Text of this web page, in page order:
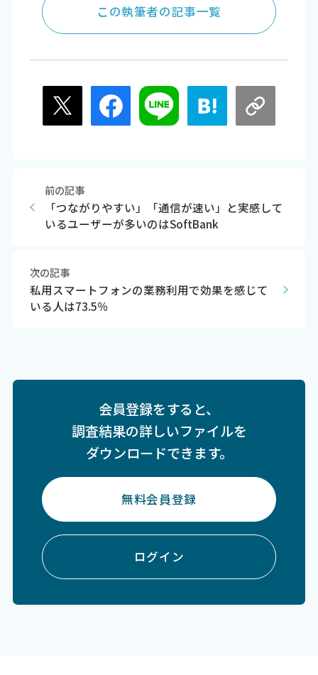
この執筆者の記事一覧
前の記事
「つながりやすい」「通信が速い」と実感して
いるユーザーが多いのはSoftBank
次の記事
私用スマートフォンの業務利用で効果を感じて
いる人は73.5％
会員登録をすると、
調査結果の詳しいファイルを
ダウンロードできます。
無料会員登録
ログイン